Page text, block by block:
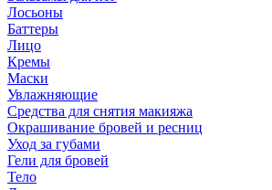
Лосьоны
Баттеры
Лицо
Кремы
Маски
Увлажняющие
Средства для снятия макияжа
Окрашивание бровей и ресниц
Уход за губами
Гели для бровей
Тело